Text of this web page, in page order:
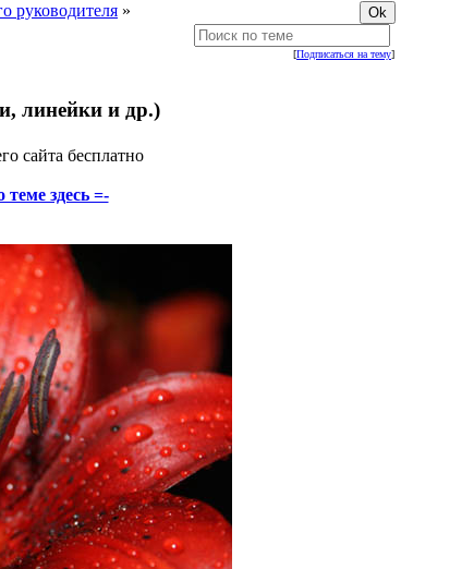
руководителя »
[Подписаться на тему]
линейки и др.)
сайта бесплатно
здесь =-